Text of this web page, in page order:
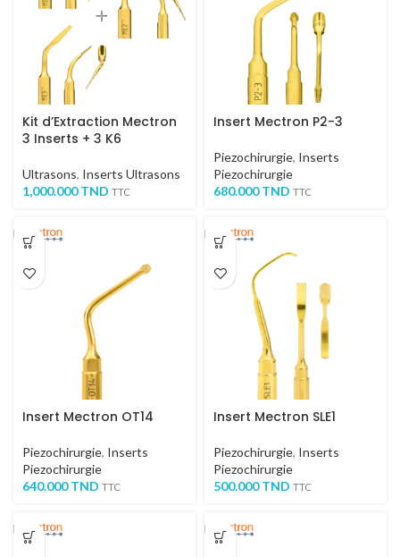
Kit d’Extraction Mectron
3 Inserts + 3 K6
Ultrasons, Inserts Ultrasons
1,000.000TND TTC
Insert Mectron P2-3
Piezochirurgie, Inserts
Piezochirurgie
680.000TND TTC
Insert Mectron OT14
Piezochirurgie, Inserts
Piezochirurgie
640.000TND TTC
Insert Mectron SLE1
Piezochirurgie, Inserts
Piezochirurgie
500.000TND TTC